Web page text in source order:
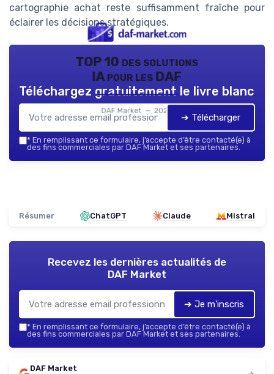
cartographie achat reste suffisamment fraîche pour
éclairer les décisions stratégiques.
TOP 10 des solutions
IA pour les DAF
DAF Market — 2026
Téléchargez gratuitement le livre blanc
➔ Télécharger
* En remplissant ce formulaire, j’accepte d’être contacté(e) à
des fins commerciales par DAF Market et ses partenaires.
Résumer ChatGPT Claude Mistral
Recevez les dernières actualités de
DAF Market
➔ Je m'inscris
* En remplissant ce formulaire, j’accepte d’être contacté(e) à
des fins commerciales par DAF Market et ses partenaires.
DAF Market